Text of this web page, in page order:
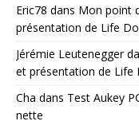
Eric78 dans Mon point
présentation de Life
Jérémie Leutenegger
et présentation de Life
Cha dans Test Aukey
nette